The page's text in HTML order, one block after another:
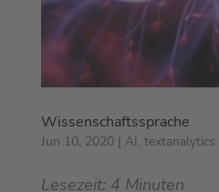
Wissenschaftssprache
Jun 10, 2020| AI, textanalytics
Lesezeit: 4 Minuten